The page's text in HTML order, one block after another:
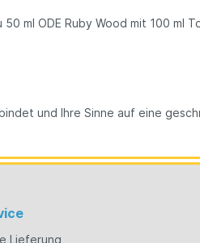
ml ODE Ruby Wood mit 100
und Ihre Sinne auf eine
Lieferung